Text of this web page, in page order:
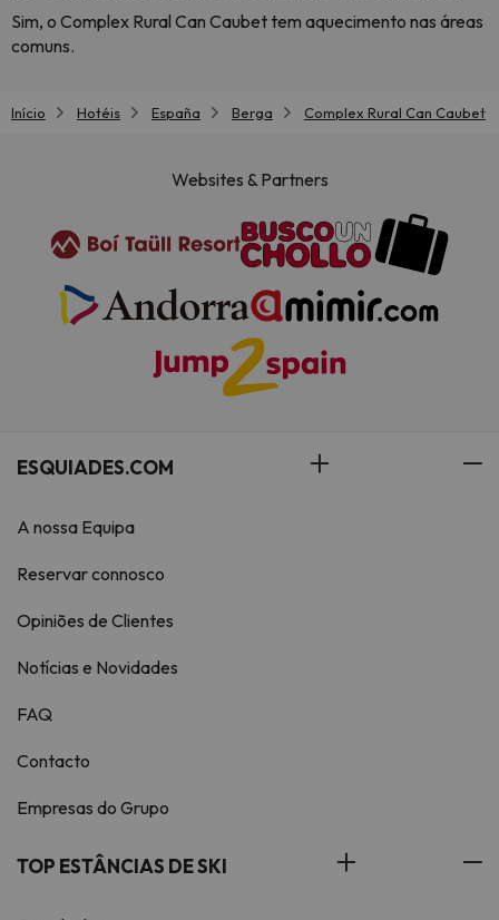
Sim, o Complex Rural Can Caubet tem aquecimento nas áreas
comuns.
Início Hotéis España Berga Complex Rural Can Caubet
Websites & Partners
ESQUIADES.COM
A nossa Equipa
Reservar connosco
Opiniões de Clientes
Notícias e Novidades
FAQ
Contacto
Empresas do Grupo
TOP ESTÂNCIAS DE SKI